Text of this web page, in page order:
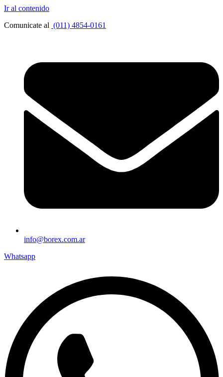
Ir al contenido
Comunicate al (011) 4854-0161
info@borex.com.ar
Whatsapp